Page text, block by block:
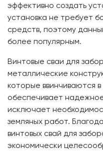
эффективно создать
установка не требует
средств, поэтому
более популярным.
Винтовые сваи для
металлические
которые ввинчиваются
обеспечивает
исключает
земляных работ.
винтовых свай для
экономически